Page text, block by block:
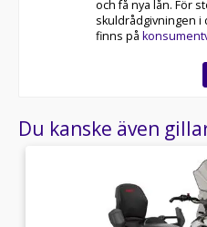
och få nya lån. För
skuldrådgivningen i
finns på
Du kanske även